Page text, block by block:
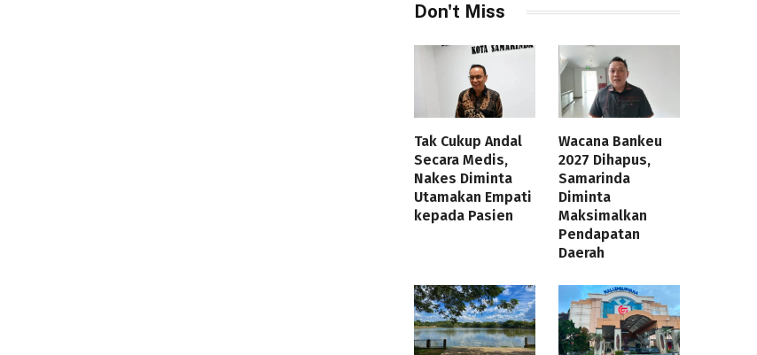
Don't Miss
Tak Cukup Andal
Secara Medis,
Nakes Diminta
Utamakan Empati
kepada Pasien
Wacana Bankeu
2027 Dihapus,
Samarinda
Diminta
Maksimalkan
Pendapatan
Daerah